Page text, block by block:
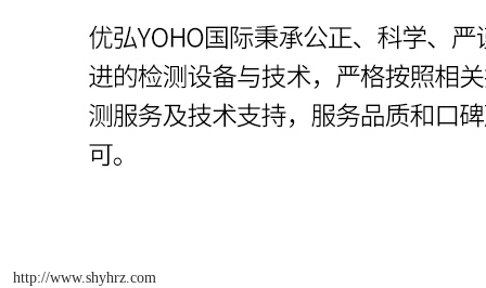
http://www.shyhrz.com